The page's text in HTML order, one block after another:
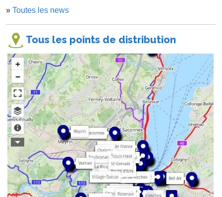
» Toutes les news
Tous les points de distribution